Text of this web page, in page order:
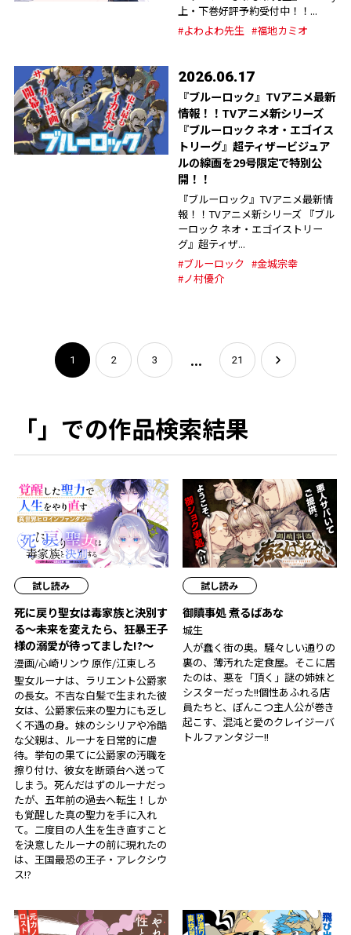
上・下巻好評予約受付中！！...
#よわよわ先生 #福地カミオ
2026.06.17
『ブルーロック』TVアニメ最新
情報！！TVアニメ新シリーズ
『ブルーロック ネオ・エゴイス
トリーグ』超ティザービジュア
ルの線画を29号限定で特別公
開！！
『ブルーロック』TVアニメ最新情
報！！TVアニメ新シリーズ 『ブル
ーロック ネオ・エゴイストリー
グ』超ティザ...
#ブルーロック #金城宗幸
#ノ村優介
1 2 3 ... 21
「」での作品検索結果
試し読み
死に戻り聖女は毒家族と決別す
る〜未来を変えたら、狂暴王子
様の溺愛が待ってました!?〜
漫画/心崎リンウ 原作/江東しろ
聖女ルーナは、ラリエント公爵家
の長女。不吉な白髪で生まれた彼
女は、公爵家伝来の聖力にも乏し
く不遇の身。妹のシシリアや冷酷
な父親は、ルーナを日常的に虐
待。挙句の果てに公爵家の汚職を
擦り付け、彼女を断頭台へ送って
しまう。死んだはずのルーナだっ
たが、五年前の過去へ転生！――しか
も覚醒した真の聖力を手に入れ
て。二度目の人生を生き直すこと
を決意したルーナの前に現れたの
は、王国最恐の王子・アレクシウ
ス!?
試し読み
御贖事処 煮るばあな
城生
人が蠢く街の奥。騒々しい通りの
裏の、薄汚れた定食屋。そこに居
たのは、悪を「頂く」謎の姉妹と
シスターだった――!!個性あふれる店
員たちと、ぽんこつ主人公が巻き
起こす、混沌と愛のクレイジーバ
トルファンタジー!!